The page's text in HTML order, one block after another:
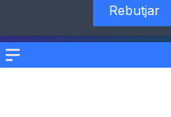
Menu
Rebutjar